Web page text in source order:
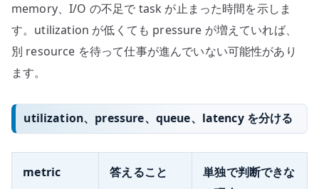
memory、I/O の不足で task が止まった時間を示しま
す。utilization が低くても pressure が増えていれば、
別 resource を待って仕事が進んでいない可能性があり
ます。
utilization、pressure、queue、latency を分ける
metric 答えること
単独で判断できな